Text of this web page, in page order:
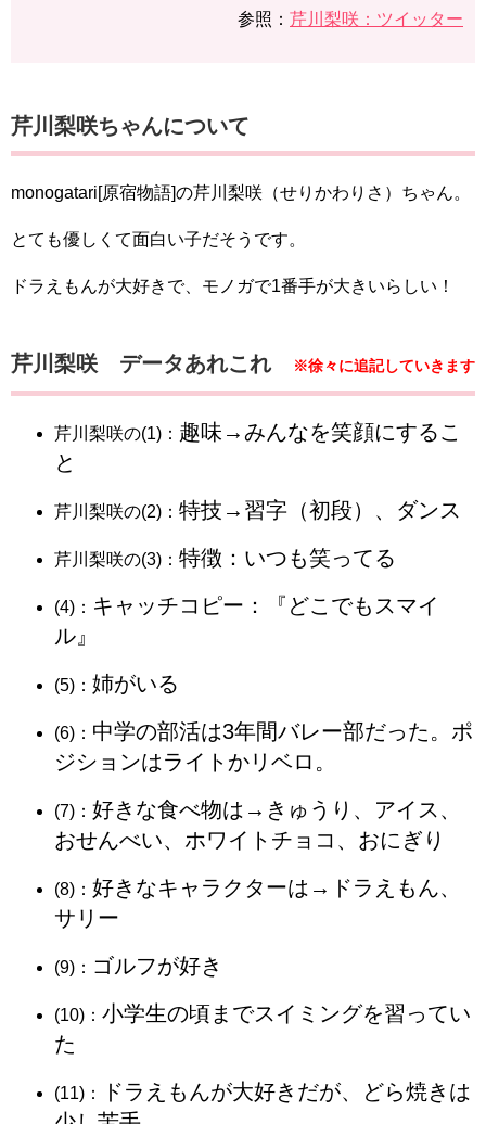
参照： ​​​​​​芹川梨咲：ツイッター
​​​​​​​​​​​​​​​​​芹川梨咲ちゃんについて
monogatari[原宿物語​​​​​]の​​​​​​芹川梨咲（せりかわりさ）ちゃん。
とても優しくて面白い子だそうです。
ドラえもんが大好きで、モノガで1番手が大きいらしい！
​​​​​​​​​​​​​​​​​​​芹川梨咲 データあれこれ ※徐々に追記していきます
​​​​​​​​​​​​​​​​​​​芹川梨咲の(1)： 趣味→みんなを笑顔にするこ
と
​​​​​​​​​​​​​​​​​​​芹川梨咲の(2)： 特技→習字（初段）、ダンス
​​​​​​​​​​​​​​​​​​​芹川梨咲の(3)： 特徴：いつも笑ってる
​​​(4)： キャッチコピー：『どこでもスマイ
ル』
(5)： 姉がいる
(6)： 中学の部活は3年間バレー部だった。ポ
ジションはライトかリベロ。
(7)： 好きな食べ物は→きゅうり、アイス、
おせんべい、ホワイトチョコ、おにぎり
(8)： 好きなキャラクターは→ドラえもん、
サリー
(9)： ゴルフが好き
(10)： 小学生の頃までスイミングを習ってい
た
(11)：
ドラえもんが大好きだが、どら焼きは